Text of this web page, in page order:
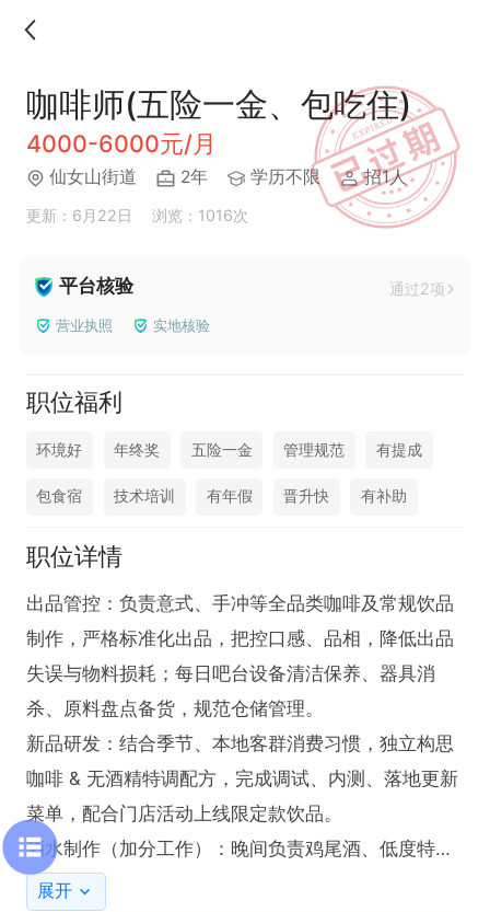
咖啡师(五险一金、包吃住)
4000-6000元/月
仙女山街道 2年 学历不限 招1人
更新：6月22日 浏览：1016次
平台核验 通过2项
营业执照 实地核验
职位福利
环境好 年终奖 五险一金 管理规范 有提成
包食宿 技术培训 有年假 晋升快 有补助
职位详情
出品管控：负责意式、手冲等全品类咖啡及常规饮品
制作，严格标准化出品，把控口感、品相，降低出品
失误与物料损耗；每日吧台设备清洁保养、器具消
杀、原料盘点备货，规范仓储管理。
新品研发：结合季节、本地客群消费习惯，独立构思
咖啡 & 无酒精特调配方，完成调试、内测、落地更新
菜单，配合门店活动上线限定款饮品。
酒水制作（加分工作）：晚间负责鸡尾酒、低度特调
酒出品，规范酒水库存与配方管理。
展开